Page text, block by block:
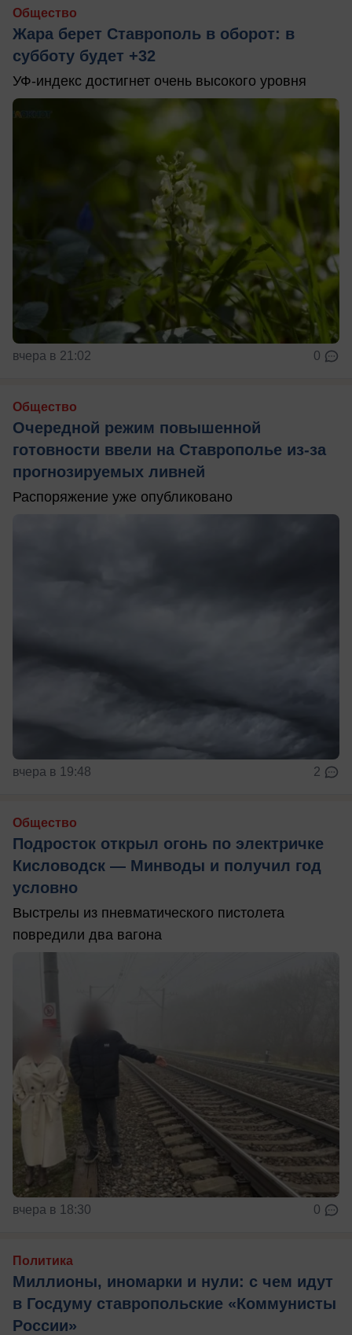
Общество
Жара берет Ставрополь в оборот: в
субботу будет +32
УФ-индекс достигнет очень высокого уровня
вчера в 21:02 0
Общество
Очередной режим повышенной
готовности ввели на Ставрополье из-за
прогнозируемых ливней
Распоряжение уже опубликовано
вчера в 19:48 2
Общество
Подросток открыл огонь по электричке
Кисловодск — Минводы и получил год
условно
Выстрелы из пневматического пистолета
повредили два вагона
вчера в 18:30 0
Политика
Миллионы, иномарки и нули: с чем идут
в Госдуму ставропольские «Коммунисты
России»